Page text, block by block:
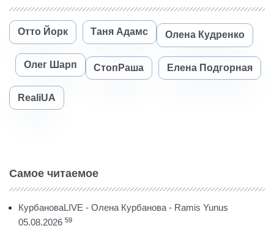
Отто Йорк Таня Адамс Олена Кудренко
Олег Шарп СтопРаша Елена Подгорная
RealiUA
Самое читаемое
КурбановаLIVE - Олена Курбанова - Ramis Yunus
05.08.2026 59